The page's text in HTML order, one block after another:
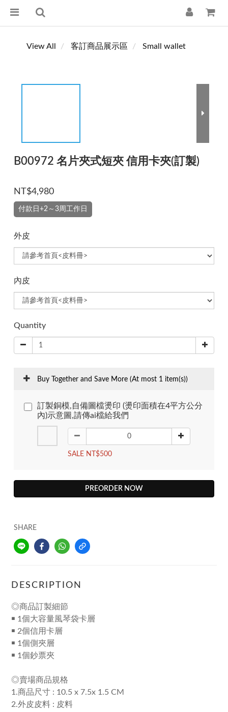
View All 客訂商品展示區 Small wallet
B00972 名片夾式短夾 信用卡夾(訂製)
NT$4,980
付款日+2～3周工作日
外皮
內皮
Quantity
Buy Together and Save More (At most 1 item(s))
訂製銅模,自備圖檔燙印 (燙印面積在4平方公分
內)示意圖,請傳ai檔給我們
SALE NT$500
PREORDER NOW
SHARE
DESCRIPTION
◎商品訂製細節
￭ 1個大容量風琴袋卡層
￭ 2個信用卡層
￭ 1個側夾層
￭ 1個鈔票夾
◎賣場商品規格
1.商品尺寸 : 10.5 x 7.5x 1.5 CM
2.外皮皮料 : 皮料